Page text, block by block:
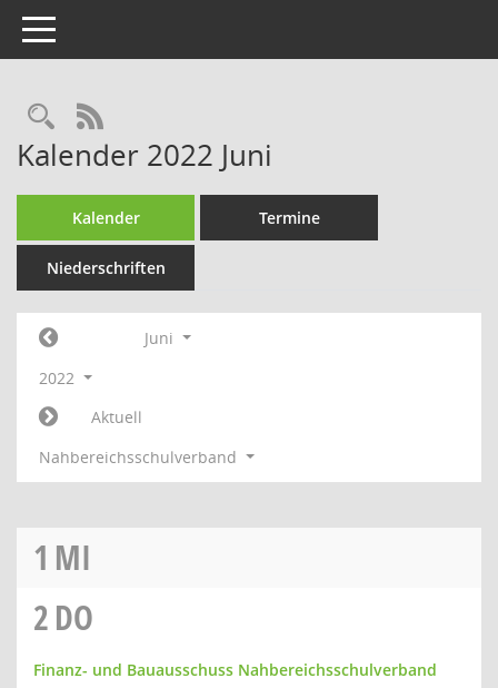
Toggle navigation
Rechercheauswahl
RSS-Feed
Kalender 2022 Juni
Kalender Termine
Niederschriften
Juni
2022
Aktuell
Nahbereichsschulverband
1 MI
2DO
Finanz- und Bauausschuss Nahbereichsschulverband